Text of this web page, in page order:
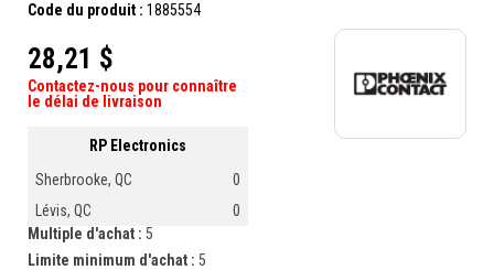
Code du produit : 1885554
28,21 $
Contactez-nous pour connaître
le délai de livraison
RP Electronics
Sherbrooke, QC
0
Lévis, QC
0
Multiple d'achat : 5
Limite minimum d'achat : 5